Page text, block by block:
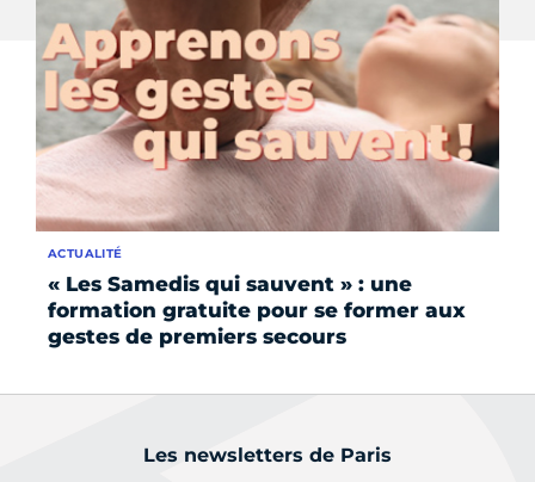
« Les Samedis qui sauvent » : une
formation gratuite pour se former aux
gestes de premiers secours
ACTUALITÉ
Les newsletters de Paris